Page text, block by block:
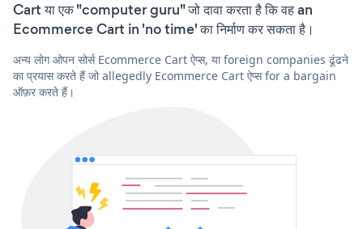
Cart या एक "computer guru" जो दावा करता है कि वह an
Ecommerce Cart in 'no time' का निर्माण कर सकता है।
अन्य लोग ओपन सोर्स Ecommerce Cart ऐप्स, या foreign companies ढूंढने
का प्रयास करते हैं जो allegedly Ecommerce Cart ऐप्स for a bargain
ऑफ़र करते हैं।